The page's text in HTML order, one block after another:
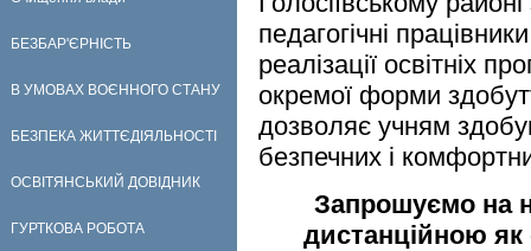
БЕЗБАР'ЄРНІСТЬ
В УМОВАХ ВОЄННОГО СТАНУ
БЕЗПЕКА ЖИТТЄДІЯЛЬНОСТІ
ОСВІТЯНСЬКИЙ ДОВІДНИК
ГУРТКОВА РОБОТА
педагогічні
реалізації освітніх
окремої форми
дозволяє учням
безпечних і
Запрошуємо на
дистанційною